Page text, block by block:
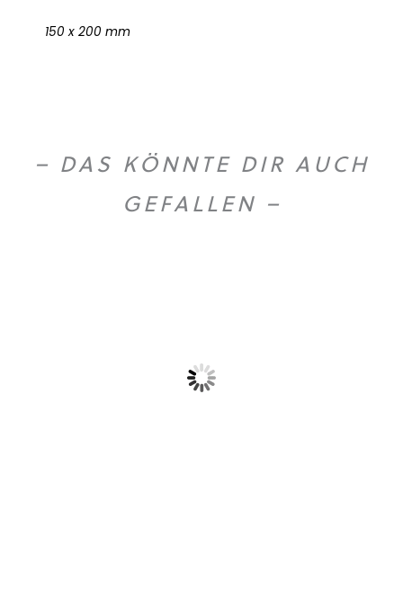
150 x 200 mm
– DAS KÖNNTE DIR AUCH
GEFALLEN –